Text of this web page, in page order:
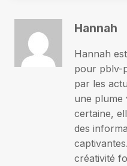
Hannah
Hannah
pour pblv-
par les
une plume
certaine,
des
créativité